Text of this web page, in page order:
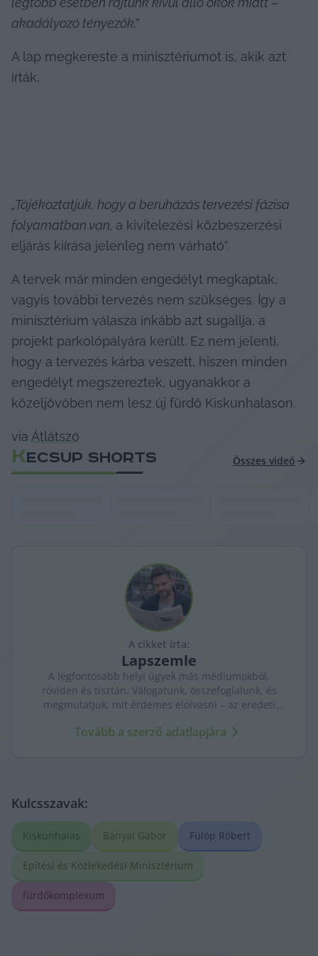
akadályozó tényezők.”
A lap megkereste a minisztériumot is, akik azt
írták,
„Tájékoztatjuk, hogy a beruházás tervezési fázisa
folyamatban van, a kivitelezési közbeszerzési
eljárás kiírása jelenleg nem várható”.
A tervek már minden engedélyt megkaptak,
vagyis további tervezés nem szükséges. Így a
minisztérium válasza inkább azt sugallja, a
projekt parkolópályára került. Ez nem jelenti,
hogy a tervezés kárba veszett, hiszen minden
engedélyt megszereztek, ugyanakkor a
közeljövőben nem lesz új fürdő Kiskunhalason.
via Átlátszó
KECSUP SHORTS Összes videó
A cikket írta:
Lapszemle
A legfontosabb helyi ügyek más médiumokból,
röviden és tisztán. Válogatunk, összefoglalunk, és
megmutatjuk, mit érdemes elolvasni – az eredeti
Tovább a szerző adatlapjára
Kulcsszavak:
Kiskunhalas Bányai Gábor Fülöp Róbert
Építési és Közlekedési Minisztérium
fürdőkomplexum